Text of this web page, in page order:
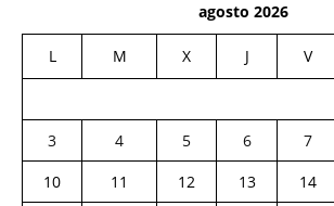
agosto 2026
L M X J V
3
4 5 6 7
10
11 12 13 14